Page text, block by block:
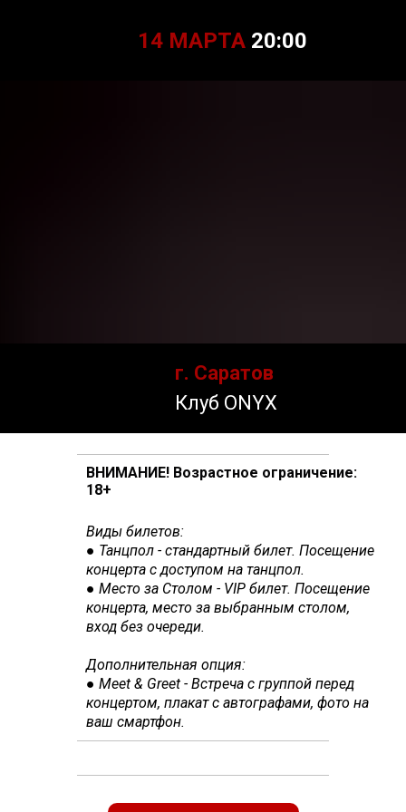
14 МАРТА 20:00
г. Саратов
Клуб ONYX
ВНИМАНИЕ! Возрастное ограничение:
18+
Виды билетов:
● Танцпол - стандартный билет. Посещение
концерта с доступом на танцпол.
● Место за Столом - VIP билет. Посещение
концерта, место за выбранным столом,
вход без очереди.
Дополнительная опция:
● Meet & Greet - Встреча с группой перед
концертом, плакат с автографами, фото на
ваш смартфон.